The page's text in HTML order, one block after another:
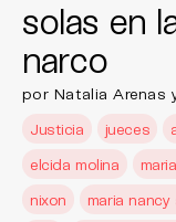
solas en
narco
por Natalia Arenas
Justicia
jueces
elcida molina
nixon
maria nancy